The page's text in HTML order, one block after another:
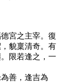
宮之主宰。復
貌稟清奇。有
限若逢之，一
善，逢吉為